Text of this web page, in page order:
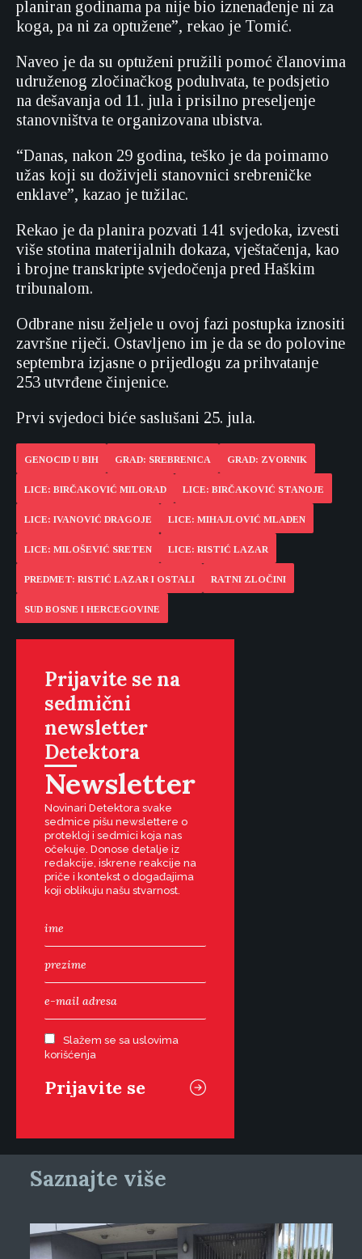
planiran godinama pa nije bio iznenađenje ni za
koga, pa ni za optužene”, rekao je Tomić.
Naveo je da su optuženi pružili pomoć članovima
udruženog zločinačkog poduhvata, te podsjetio
na dešavanja od 11. jula i prisilno preseljenje
stanovništva te organizovana ubistva.
“Danas, nakon 29 godina, teško je da poimamo
užas koji su doživjeli stanovnici srebreničke
enklave”, kazao je tužilac.
Rekao je da planira pozvati 141 svjedoka, izvesti
više stotina materijalnih dokaza, vještačenja, kao
i brojne transkripte svjedočenja pred Haškim
tribunalom.
Odbrane nisu željele u ovoj fazi postupka iznositi
završne riječi. Ostavljeno im je da se do polovine
septembra izjasne o prijedlogu za prihvatanje
253 utvrđene činjenice.
Prvi svjedoci biće saslušani 25. jula.
GENOCID U BIH GRAD: SREBRENICA GRAD: ZVORNIK
LICE: BIRČAKOVIĆ MILORAD LICE: BIRČAKOVIĆ STANOJE
LICE: IVANOVIĆ DRAGOJE LICE: MIHAJLOVIĆ MLADEN
LICE: MILOŠEVIĆ SRETEN LICE: RISTIĆ LAZAR
PREDMET: RISTIĆ LAZAR I OSTALI RATNI ZLOČINI
SUD BOSNE I HERCEGOVINE
Prijavite se na
sedmični
newsletter
Detektora
Newsletter
Novinari Detektora svake
sedmice pišu newslettere o
protekloj i sedmici koja nas
očekuje. Donose detalje iz
redakcije, iskrene reakcije na
priče i kontekst o događajima
koji oblikuju našu stvarnost.
Slažem se sa uslovima
korišćenja
Saznajte više